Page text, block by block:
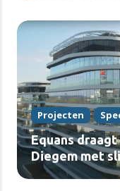
Projecten
Equans
Diegem met
installaties